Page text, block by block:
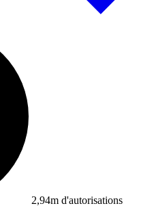
2,94m d'autorisations